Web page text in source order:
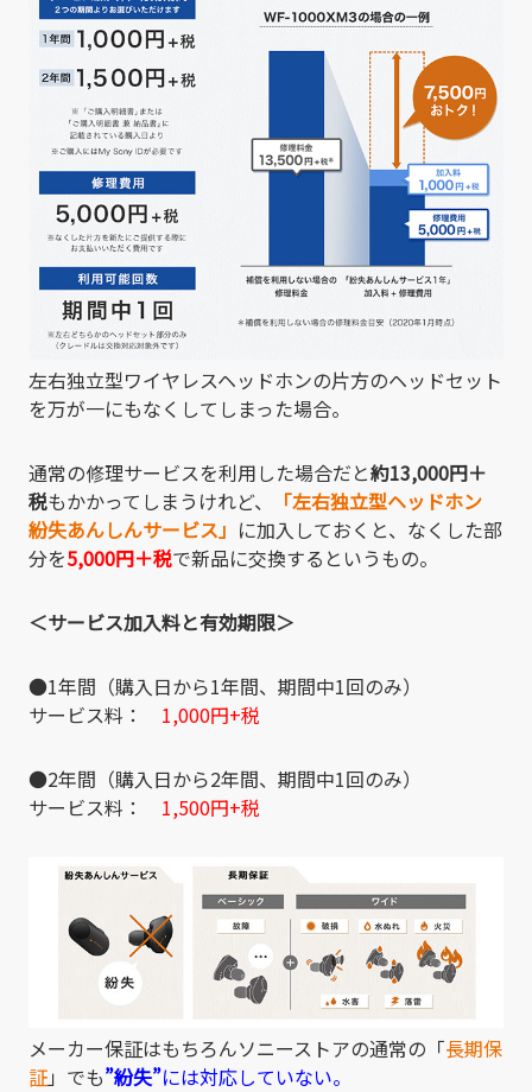
左右独立型ワイヤレスヘッドホンの片方のヘッドセット
を万が一にもなくしてしまった場合。
通常の修理サービスを利用した場合だと約13,000円＋
税もかかってしまうけれど、
「左右独立型ヘッドホン
紛失あんしんサービス」 に加入しておくと、なくした部
分を5,000円＋税で新品に交換するというもの。
＜サービス加入料と有効期限＞
●1年間（購入日から1年間、期間中1回のみ）
サービス料： 1,000円+税
●2年間（購入日から2年間、期間中1回のみ）
サービス料： 1,500円+税
メーカー保証はもちろんソニーストアの通常の「長期保
証」でも”紛失”には対応していない。